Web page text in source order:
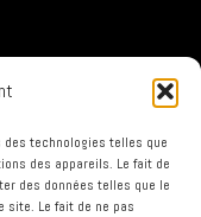
technologies telles que
des appareils. Le fait de
des données telles que le
site. Le fait de ne pas